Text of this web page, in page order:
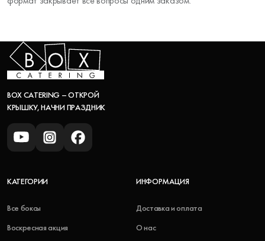
BOX CATERING – ОТКРОЙ
КРЫШКУ, НАЧНИ ПРАЗДНИК
КАТЕГОРИИ
Все боксы
Воскресная акция
ИНФОРМАЦИЯ
Доставка и оплата
О нас